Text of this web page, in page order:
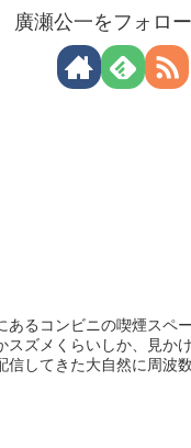
廣瀬公一をフォロ
あるコンビニの喫煙スペ
スズメくらいしか、見か
信してきた大自然に周波